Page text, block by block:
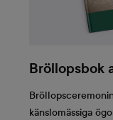
Bröllopsbok
känslomässiga